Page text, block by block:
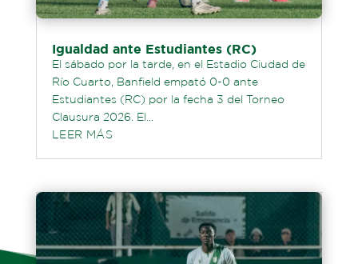
Igualdad ante Estudiantes (RC)
El sábado por la tarde, en el Estadio Ciudad de
Río Cuarto, Banfield empató 0-0 ante
Estudiantes (RC) por la fecha 3 del Torneo
Clausura 2026. El...
LEER MÁS